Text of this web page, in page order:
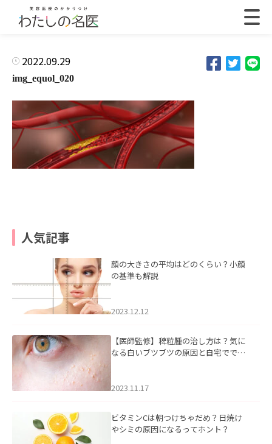
2022.09.29
img_equol_020
人気記事
顔の大きさの平均はどのくらい？小顔
の基準も解説
2023.12.12
【医師監修】稗粒腫の治し方は？気に
なる白いブツブツの原因と自宅ででき
2023.11.17
ビタミンCは朝つけちゃだめ？日焼け
やシミの原因になるってホント？